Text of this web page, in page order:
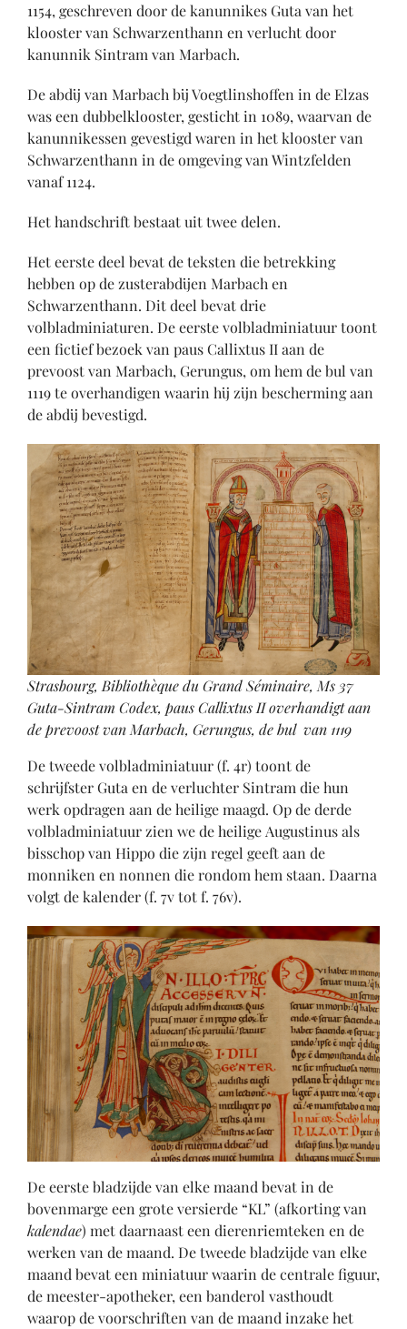
1154, geschreven door de kanunnikes Guta van het
klooster van Schwarzenthann en verlucht door
kanunnik Sintram van Marbach.
De abdij van Marbach bij Voegtlinshoffen in de Elzas
was een dubbelklooster, gesticht in 1089, waarvan de
kanunnikessen gevestigd waren in het klooster van
Schwarzenthann in de omgeving van Wintzfelden
vanaf 1124.
Het handschrift bestaat uit twee delen.
Het eerste deel bevat de teksten die betrekking
hebben op de zusterabdijen Marbach en
Schwarzenthann. Dit deel bevat drie
volbladminiaturen. De eerste volbladminiatuur toont
een fictief bezoek van paus Callixtus II aan de
prevoost van Marbach, Gerungus, om hem de bul van
1119 te overhandigen waarin hij zijn bescherming aan
de abdij bevestigd.
Strasbourg, Bibliothèque du Grand Séminaire, Ms 37
Guta-Sintram Codex, paus Callixtus II overhandigt aan
de prevoost van Marbach, Gerungus, de bul van 1119
De tweede volbladminiatuur (f. 4r) toont de
schrijfster Guta en de verluchter Sintram die hun
werk opdragen aan de heilige maagd. Op de derde
volbladminiatuur zien we de heilige Augustinus als
bisschop van Hippo die zijn regel geeft aan de
monniken en nonnen die rondom hem staan. Daarna
volgt de kalender (f. 7v tot f. 76v).
De eerste bladzijde van elke maand bevat in de
bovenmarge een grote versierde “KL” (afkorting van
kalendae) met daarnaast een dierenriemteken en de
werken van de maand. De tweede bladzijde van elke
maand bevat een miniatuur waarin de centrale figuur,
de meester-apotheker, een banderol vasthoudt
waarop de voorschriften van de maand inzake het